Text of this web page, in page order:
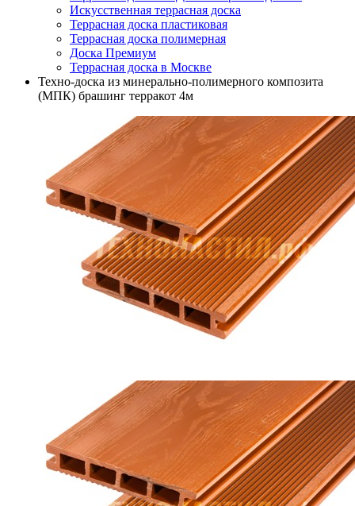
Искусственная террасная доска
Террасная доска пластиковая
Террасная доска полимерная
Доска Премиум
Террасная доска в Москве
Техно-доска из минерально-полимерного композита
(МПК) брашинг терракот 4м